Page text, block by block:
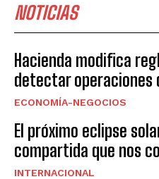
NOTICIAS
Hacienda modifica
detectar operaciones
ECONOMÍA-NEGOCIOS
El próximo eclipse
compartida que nos
INTERNACIONAL